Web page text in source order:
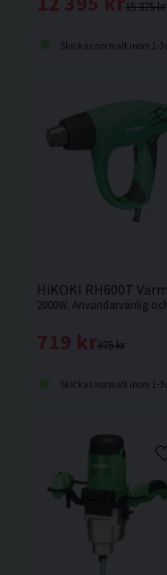
15 375 kr
Skickas normalt inom 1-3
HiKOKI RH600T
875 kr
719 kr
Skickas normalt inom 1-3